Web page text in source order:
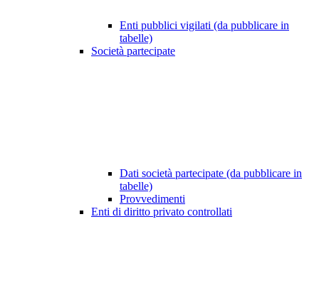
Enti pubblici vigilati (da pubblicare in
tabelle)
Società partecipate
Dati società partecipate (da pubblicare in
tabelle)
Provvedimenti
Enti di diritto privato controllati